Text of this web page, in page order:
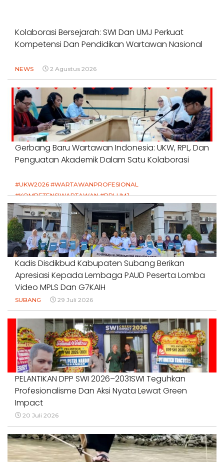
Kolaborasi Bersejarah: SWI Dan UMJ Perkuat
Kompetensi Dan Pendidikan Wartawan Nasional
NEWS 2 Agustus 2026
Gerbang Baru Wartawan Indonesia: UKW, RPL, Dan
Penguatan Akademik Dalam Satu Kolaborasi
#UKW2026 #WARTAWANPROFESIONAL
#KOMPETENSIWARTAWAN #RPLUMJ
#PENDIDIKANWARTAWAN #SWINASIONAL #SWIJABAR
1 Agustus 2026
Kadis Disdikbud Kabupaten Subang Berikan
Apresiasi Kepada Lembaga PAUD Peserta Lomba
Video MPLS Dan G7KAIH
SUBANG 29 Juli 2026
PELANTIKAN DPP SWI 2026–2031SWI Teguhkan
Profesionalisme Dan Aksi Nyata Lewat Green
Impact
20 Juli 2026